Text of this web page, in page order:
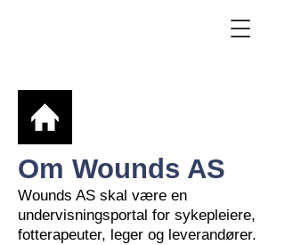
Om Wounds AS
Wounds AS skal være en
undervisningsportal for sykepleiere,
fotterapeuter, leger og leverandører.